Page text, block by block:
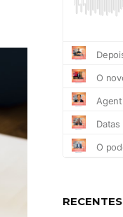
RECENTES